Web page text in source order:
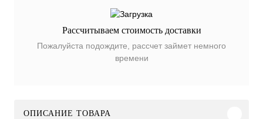
Рассчитываем стоимость доставки
Пожалуйста подождите, рассчет займет немного
времени
ОПИСАНИЕ ТОВАРА